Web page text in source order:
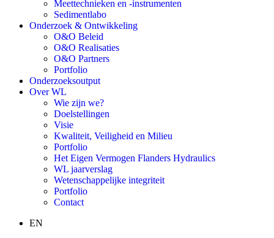
Meettechnieken en -instrumenten
Sedimentlabo
Onderzoek & Ontwikkeling
O&O Beleid
O&O Realisaties
O&O Partners
Portfolio
Onderzoeksoutput
Over WL
Wie zijn we?
Doelstellingen
Visie
Kwaliteit, Veiligheid en Milieu
Portfolio
Het Eigen Vermogen Flanders Hydraulics
WL jaarverslag
Wetenschappelijke integriteit
Portfolio
Contact
EN